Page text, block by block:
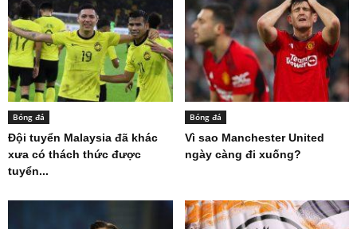
Bóng đá
Đội tuyển Malaysia đã khác
xưa có thách thức được
tuyển...
Bóng đá
Vì sao Manchester United
ngày càng đi xuống?